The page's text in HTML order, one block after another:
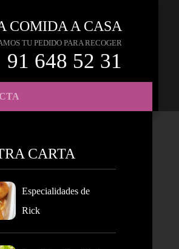
COMIDA A CASA
TU PEDIDO PARA RECOGER
91 648 52 31
CARTA
Especialidades de
Rick